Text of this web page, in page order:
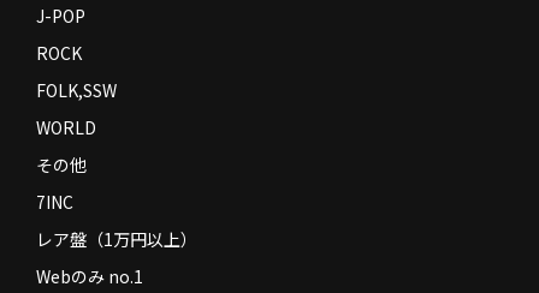
J-POP
ROCK
FOLK,SSW
WORLD
その他
7INC
レア盤（1万円以上）
Webのみ no.1